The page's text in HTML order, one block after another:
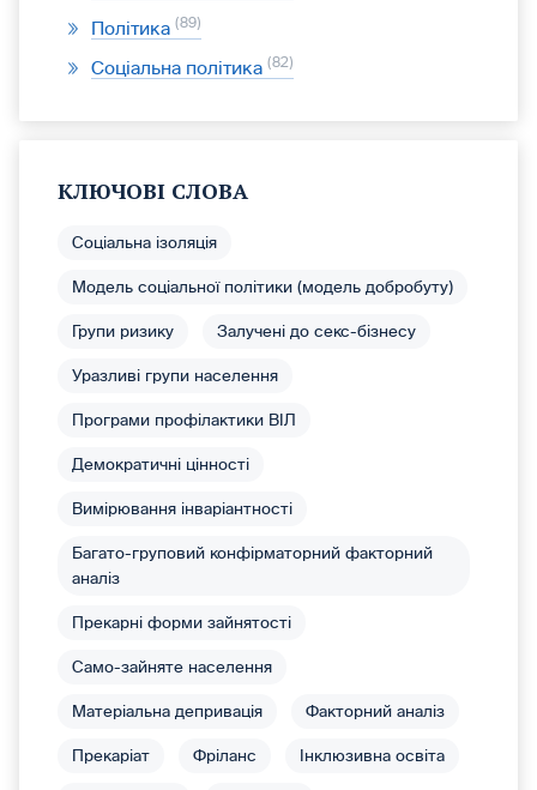
Політика 89
Соціальна політика 82
КЛЮЧОВІ СЛОВА
Соціальна ізоляція
Модель соціальної політики (модель добробуту)
Групи ризику Залучені до секс-бізнесу
Уразливі групи населення
Програми профілактики ВІЛ
Демократичні цінності
Вимірювання інваріантності
Багато-груповий конфірматорний факторний
аналіз
Прекарні форми зайнятості
Само-зайняте населення
Матеріальна депривація Факторний аналіз
Прекаріат Фріланс Інклюзивна освіта